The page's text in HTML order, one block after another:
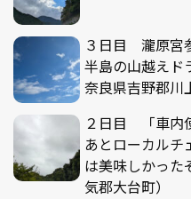
３日目 瀧原宮
半島の山越え
奈良県吉野郡川
２日目 「車内
あとローカルチ
は美味しかっ
気郡大台町）